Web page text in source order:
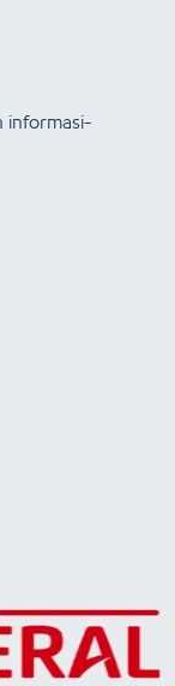
informasi-